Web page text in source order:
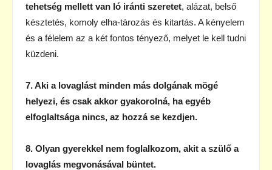
tehetség mellett van ló iránti szeretet, alázat, belső
késztetés, komoly elha-tározás és kitartás. A kényelem
és a félelem az a két fontos tényező, melyet le kell tudni
küzdeni.
7. Aki a lovaglást minden más dolgának mögé
helyezi, és csak akkor gyakorolná, ha egyéb
elfoglaltsága nincs, az hozzá se kezdjen.
8. Olyan gyerekkel nem foglalkozom, akit a szülő a
lovaglás megvonásával büntet.